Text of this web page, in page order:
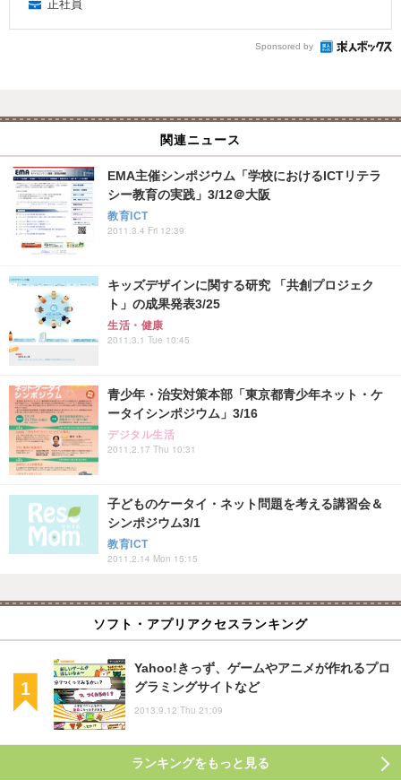
正社員
Sponsored by
関連ニュース
EMA主催シンポジウム「学校におけるICTリテラ
シー教育の実践」3/12＠大阪
教育ICT
2011.3.4 Fri 12:39
キッズデザインに関する研究 「共創プロジェク
ト」の成果発表3/25
生活・健康
2011.3.1 Tue 10:45
青少年・治安対策本部「東京都青少年ネット・ケ
ータイシンポジウム」3/16
デジタル生活
2011.2.17 Thu 10:31
子どものケータイ・ネット問題を考える講習会＆
シンポジウム3/1
教育ICT
2011.2.14 Mon 15:15
ソフト・アプリアクセスランキング
Yahoo!きっず、ゲームやアニメが作れるプロ
グラミングサイトなど
2013.9.12 Thu 21:09
ランキングをもっと見る